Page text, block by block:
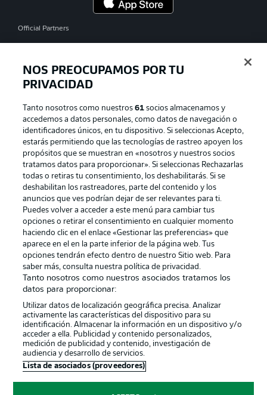
Official Partners
Publicidad Aviso legal
Gestionar las preferencias Declaracion de privacidad
Canales Trabajos
Jugadores Condiciones de uso
Sello Editorial Contacto
© 2026 Bundesliga-Gruppe GmbH
Elegir idioma
NOS PREOCUPAMOS POR TU
PRIVACIDAD
Tanto nosotros como nuestros61 socios almacenamos y
accedemos a datos personales, como datos de navegación o
identificadores únicos, en tu dispositivo. Si seleccionas Acepto,
estarás permitiendo que las tecnologías de rastreo apoyen los
propósitos que se muestran en «nosotros y nuestros socios
tratamos datos para proporcionar». Si seleccionas Rechazarlas
todas o retiras tu consentimiento, los deshabilitarás. Si se
deshabilitan los rastreadores, parte del contenido y los
anuncios que ves podrían dejar de ser relevantes para ti.
Puedes volver a acceder a este menú para cambiar tus
opciones o retirar el consentimiento en cualquier momento
haciendo clic en el enlace «Gestionar las preferencias» que
aparece en el en la parte inferior de la página web. Tus
opciones tendrán efecto dentro de nuestro Sitio web. Para
saber más, consulta nuestra política de privacidad.
Tanto nosotros como nuestros asociados tratamos los
datos para proporcionar:
Utilizar datos de localización geográfica precisa. Analizar
activamente las características del dispositivo para su
identificación. Almacenar la información en un dispositivo y/o
acceder a ella. Publicidad y contenido personalizados,
medición de publicidad y contenido, investigación de
audiencia y desarrollo de servicios.
Lista de asociados (proveedores)